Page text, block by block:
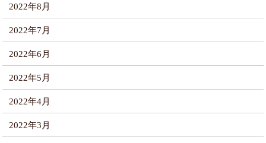
2022年8月
2022年7月
2022年6月
2022年5月
2022年4月
2022年3月